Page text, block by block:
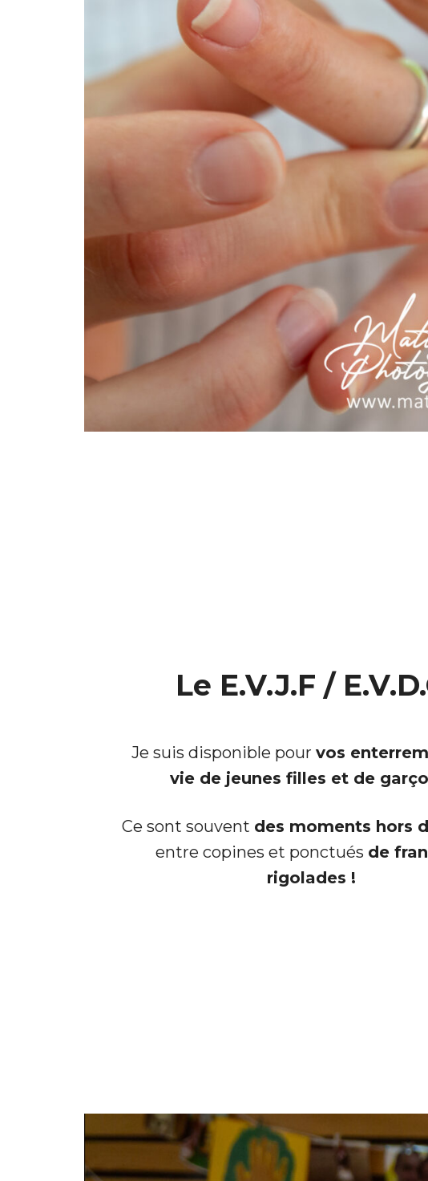
INFORMATIONS SUR LES PHOTOS DE
INFORMATIONS SUR LES PHOTOS
INFORMATIONS SUR LES PHOTOS
INFORMATIONS SUR LES PHOTOS
INFORMATIONS SUR LES PHOTOS DE
QUI SUIS-JE ?
Le E.V.J.F /
Je suis disponible pour vos
vie de jeunes filles et de
Ce sont souvent des moments hors
entre copines et ponctués de
rigolades !